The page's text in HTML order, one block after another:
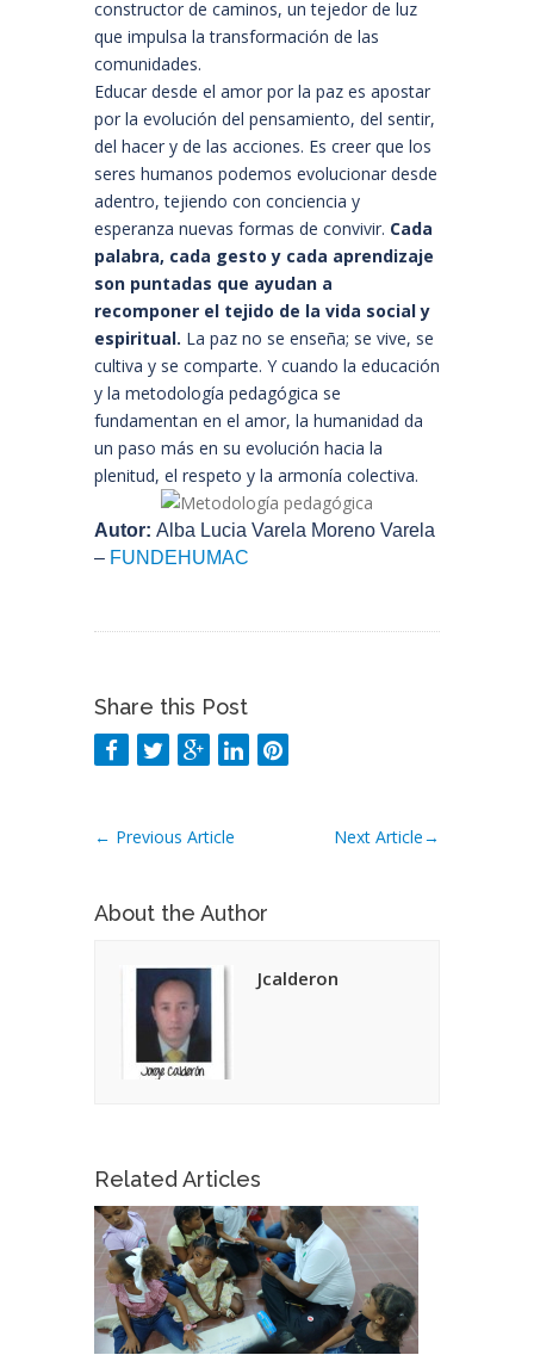
constructor de caminos, un tejedor de luz
que impulsa la transformación de las
comunidades.
Educar desde el amor por la paz es apostar
por la evolución del pensamiento, del sentir,
del hacer y de las acciones. Es creer que los
seres humanos podemos evolucionar desde
adentro, tejiendo con conciencia y
esperanza nuevas formas de convivir. Cada
palabra, cada gesto y cada aprendizaje
son puntadas que ayudan a
recomponer el tejido de la vida social y
espiritual. La paz no se enseña; se vive, se
cultiva y se comparte. Y cuando la educación
y la metodología pedagógica se
fundamentan en el amor, la humanidad da
un paso más en su evolución hacia la
plenitud, el respeto y la armonía colectiva.
Autor: Alba Lucia Varela Moreno Varela
– FUNDEHUMAC
Share this Post
← Previous Article Next Article→
About the Author
Jcalderon
Related Articles